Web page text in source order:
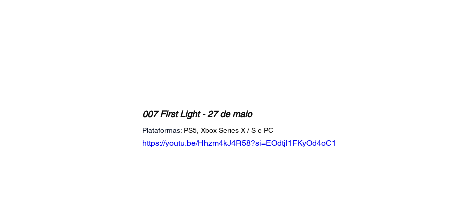
007 First Light - 27 de maio
Plataformas: PS5, Xbox Series X / S e PC
https://youtu.be/Hhzm4kJ4R58?si=EOdtjl1FKyOd4oC1